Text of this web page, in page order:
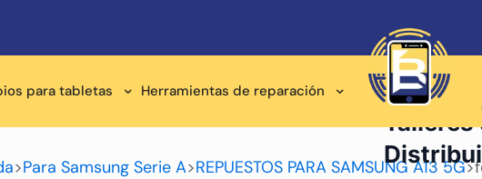
para tabletas Herramientas de reparación
>Para Samsung Serie A>REPUESTOS PARA SAMSUNG A13 5G>
Proveedor
Talleres